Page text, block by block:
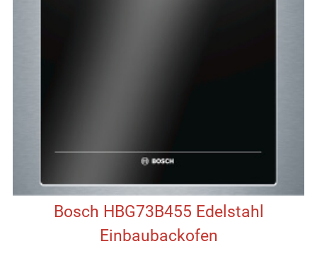
Bosch HBG73B455 Edelstahl
Einbaubackofen